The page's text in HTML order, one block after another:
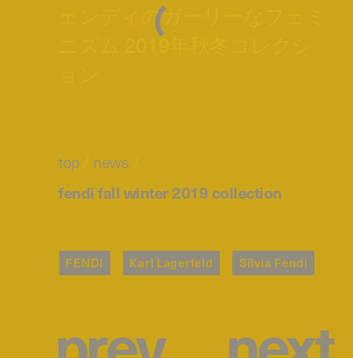
ェンディのガーリーなフェミ
ニズム 2019年秋冬コレクシ
top/ news
fendi fall winter 2019 collection
FENDI Karl Lagerfeld Silvia Fendi